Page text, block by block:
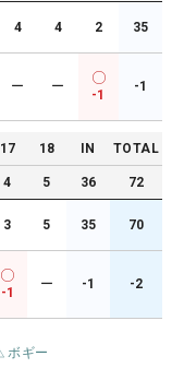
4 4 2 35
ー ー
-1
-1
17 18 IN TOTAL
4 5 36 72
3 5 35 70
-1
ー -1 -2
ボギー